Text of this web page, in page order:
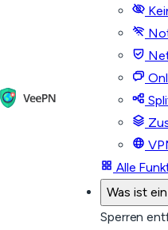
Alle
Was ist
Sperren